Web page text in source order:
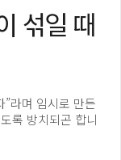
섞일 때
라며 임시로 만든
록 방치되곤 합니